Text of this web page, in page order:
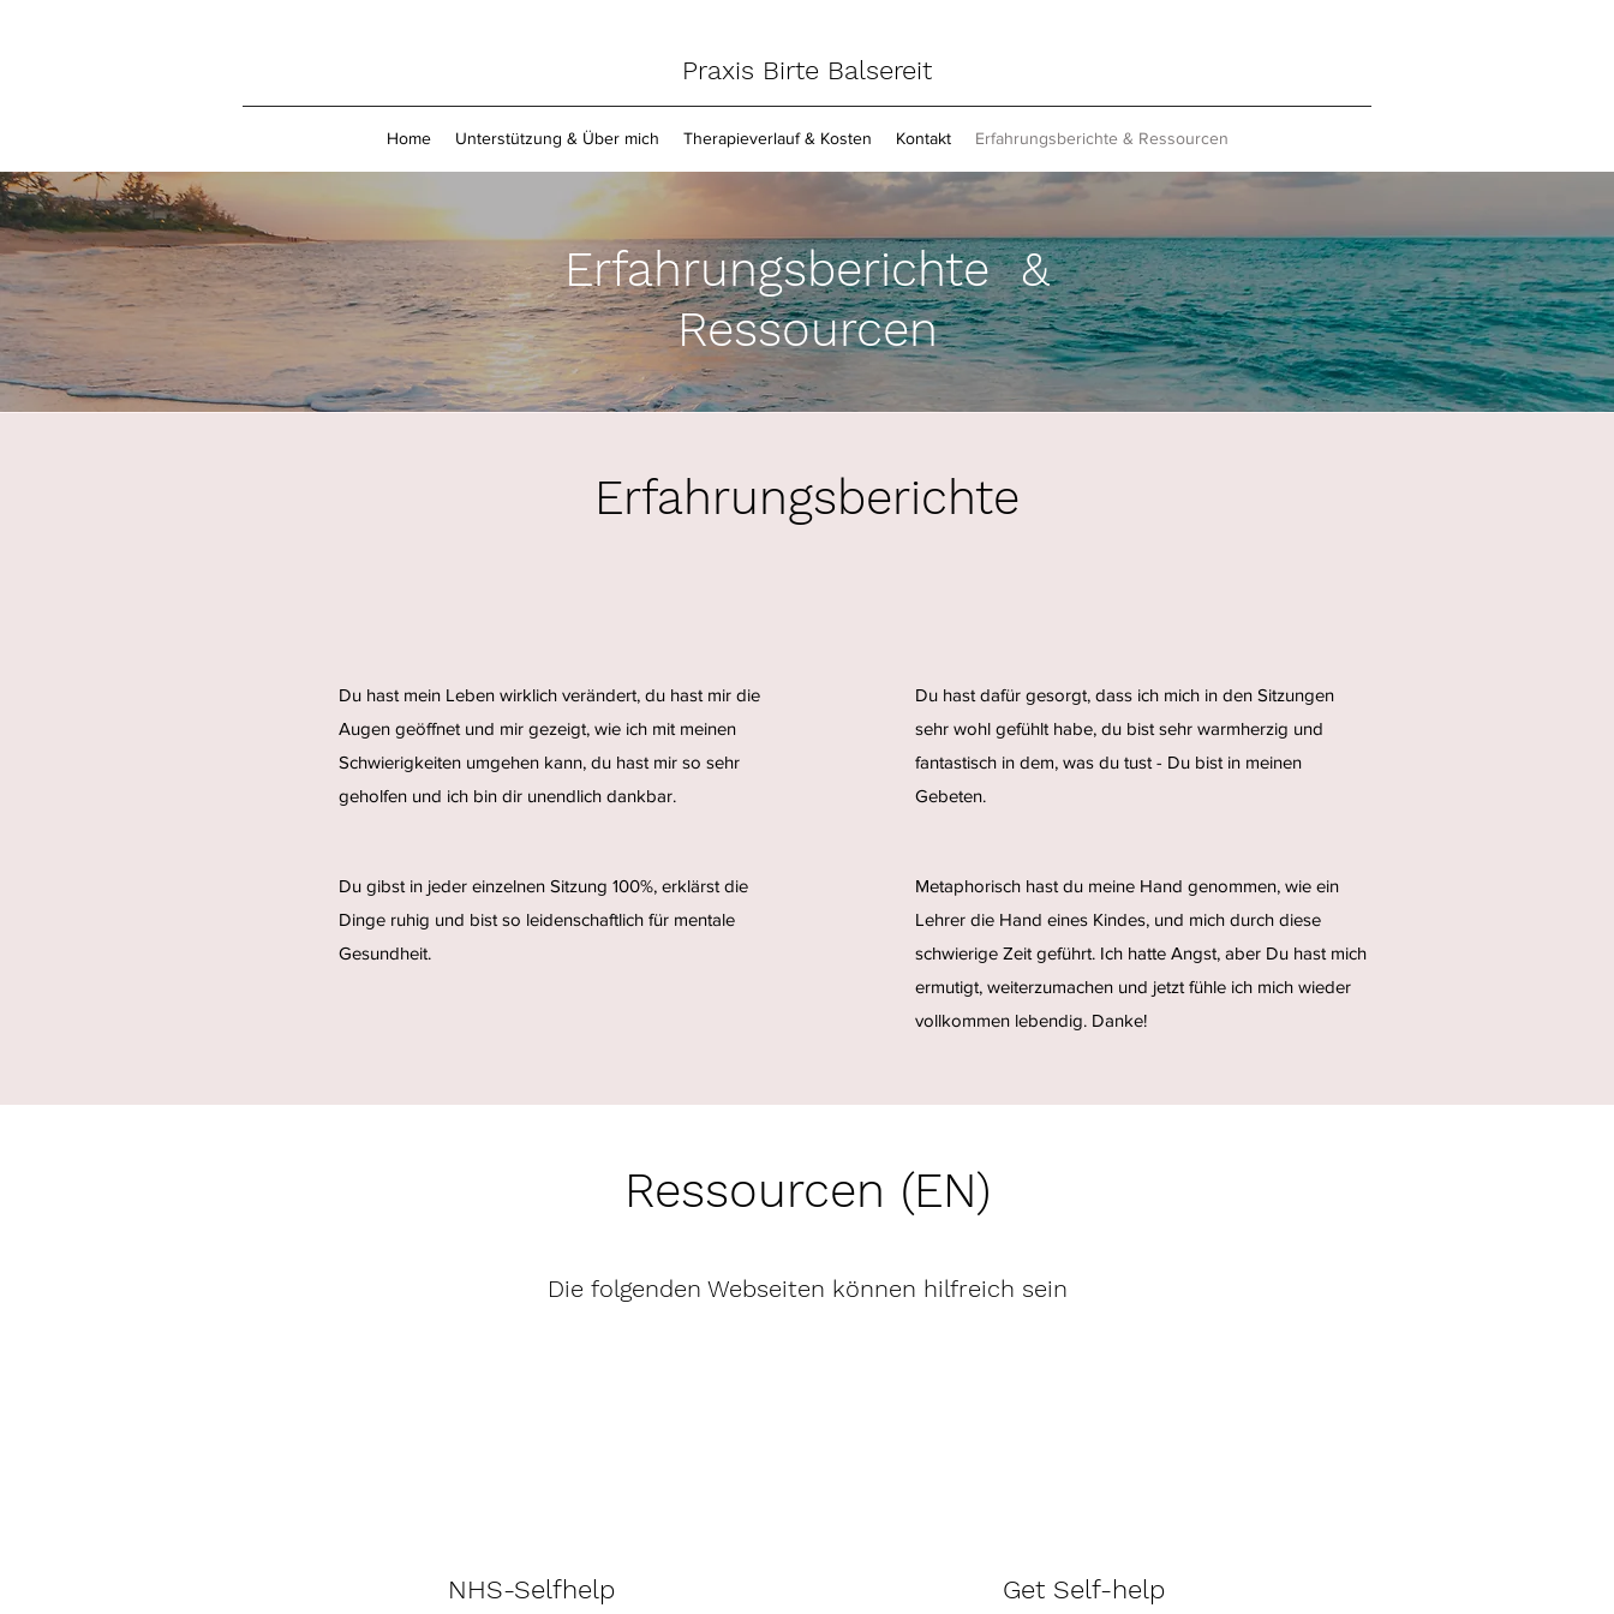
Praxis Birte Balsereit
Home Unterstützung & Über mich Therapieverlauf & Kosten Kontakt Erfahrungsberichte & Ressourcen
Erfahrungsberichte &
Ressourcen
Erfahrungsberichte
Du hast mein Leben wirklich verändert, du hast mir die
Augen geöffnet und mir gezeigt, wie ich mit meinen
Schwierigkeiten umgehen kann, du hast mir so sehr
geholfen und ich bin dir unendlich dankbar.
Du hast dafür gesorgt, dass ich mich in den Sitzungen
sehr wohl gefühlt habe, du bist sehr warmherzig und
fantastisch in dem, was du tust - Du bist in meinen
Gebeten.
Du gibst in jeder einzelnen Sitzung 100%, erklärst die
Dinge ruhig und bist so leidenschaftlich für mentale
Gesundheit.
Metaphorisch hast du meine Hand genommen, wie ein
Lehrer die Hand eines Kindes, und mich durch diese
schwierige Zeit geführt. Ich hatte Angst, aber Du hast mich
ermutigt, weiterzumachen und jetzt fühle ich mich wieder
vollkommen lebendig. Danke!
Ressourcen (EN)
Die folgenden Webseiten können hilfreich sein
NHS-Selfhelp Get Self-help